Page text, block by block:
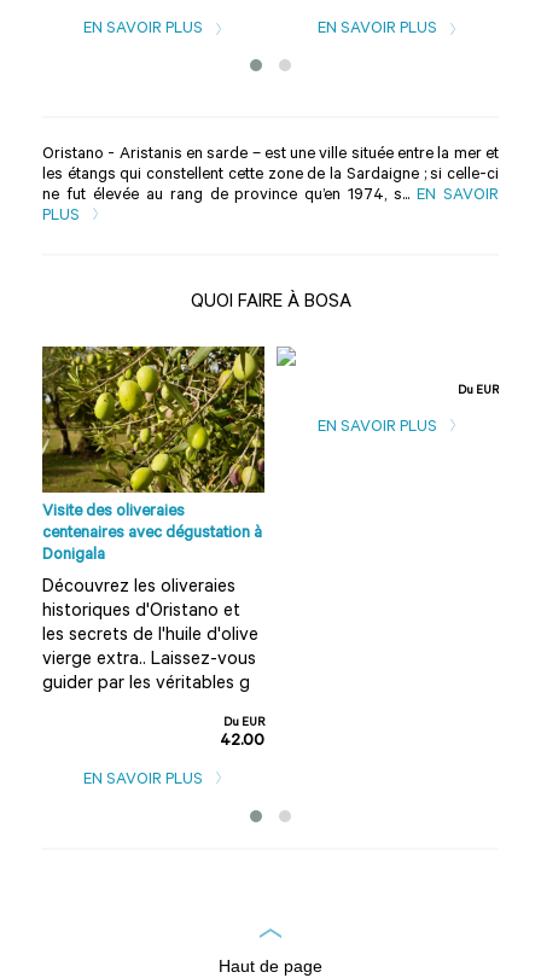
EN SAVOIR PLUS EN SAVOIR PLUS
Oristano - Aristanis en sarde – est une ville située entre la mer et
les étangs qui constellent cette zone de la Sardaigne ; si celle-ci
ne fut élevée au rang de province qu’en 1974, s...EN SAVOIR
PLUS
QUOI FAIRE À BOSA
Visite des oliveraies
centenaires avec dégustation à
Donigala
Découvrez les oliveraies
historiques d'Oristano et
les secrets de l'huile d'olive
vierge extra.. Laissez-vous
guider par les véritables g
Du EUR
42.00
EN SAVOIR PLUS
Du EUR
EN SAVOIR PLUS
Haut de page